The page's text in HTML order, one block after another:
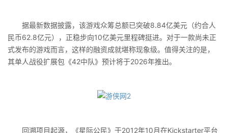
据最新数据披露，该游戏众筹总额已突破8.84亿美元（约合人
民币62.8亿元），正稳步向10亿美元里程碑挺进。对于一款尚未正
式发布的游戏而言，这样的融资成就堪称现象级。值得关注的是，
其单人战役扩展包《42中队》预计将于2026年推出。
回溯项目起源，《星际公民》于2012年10月在Kickstarter平台